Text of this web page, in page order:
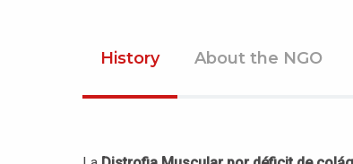
History About the NGO